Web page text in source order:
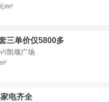
/m²
三单价仅5800多
凯颂广场
电齐全